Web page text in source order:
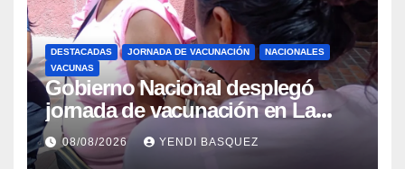
DESTACADAS JORNADA DE VACUNACIÓN
NACIONALES
VACUNAS
Gobierno Nacional desplegó
jornada de vacunación en La
Guaira para garantizar protección
epidemiológica
08/08/2026 YENDI BASQUEZ